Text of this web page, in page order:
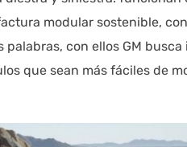
modular sostenible,
con ellos GM
que sean más fáciles de